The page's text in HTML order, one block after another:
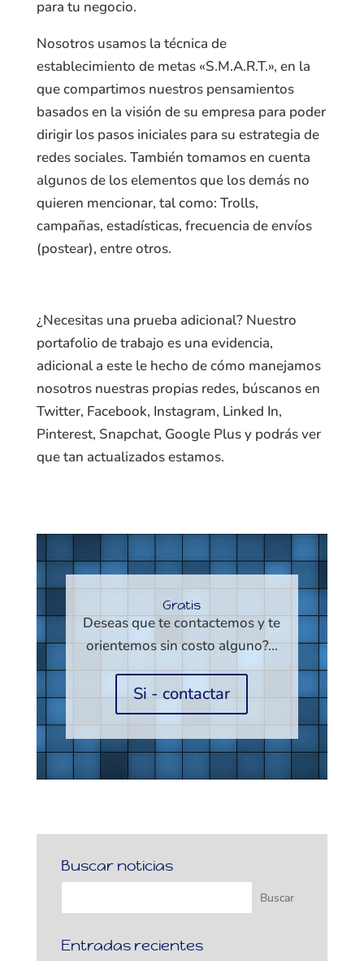
para tu negocio.
Nosotros usamos la técnica de
establecimiento de metas «S.M.A.R.T.», en la
que compartimos nuestros pensamientos
basados en la visión de su empresa para poder
dirigir los pasos iniciales para su estrategia de
redes sociales. También tomamos en cuenta
algunos de los elementos que los demás no
quieren mencionar, tal como: Trolls,
campañas, estadísticas, frecuencia de envíos
(postear), entre otros.
¿Necesitas una prueba adicional? Nuestro
portafolio de trabajo es una evidencia,
adicional a este le hecho de cómo manejamos
nosotros nuestras propias redes, búscanos en
Twitter, Facebook, Instagram, Linked In,
Pinterest, Snapchat, Google Plus y podrás ver
que tan actualizados estamos.
de
vídeo
Gratis
Deseas que te contactemos y te
orientemos sin costo alguno?...
Si - contactar
Buscar noticias
Entradas recientes